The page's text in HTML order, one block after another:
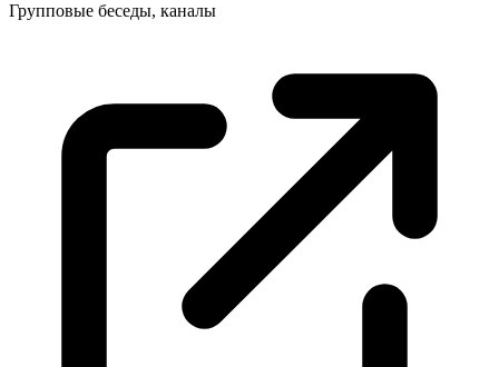
Групповые беседы, каналы